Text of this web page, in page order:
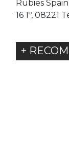
Rubies
16 1º, 08221
+